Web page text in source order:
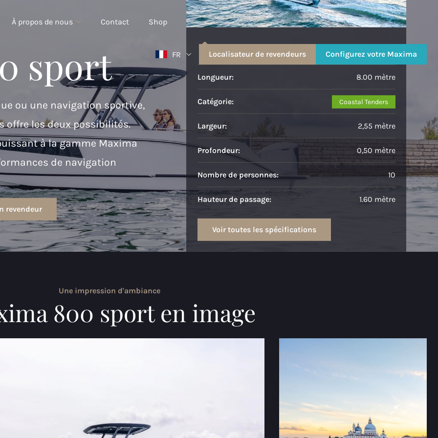
À propos de nous Contact Shop
FR Localisateur de revendeurs Configurez votre Maxima
sport
ou une navigation sportive,
offre les deux possibilités.
à la gamme Maxima
de navigation
revendeur
Maxima 800 sport
Longueur: 8.00 mètre
Catégorie: Coastal Tenders
Largeur: 2,55 mètre
Profondeur: 0,50 mètre
Nombre de personnes: 10
Hauteur de passage: 1.60 mètre
Voir toutes les spécifications
Une impression d'ambiance
800 sport en image